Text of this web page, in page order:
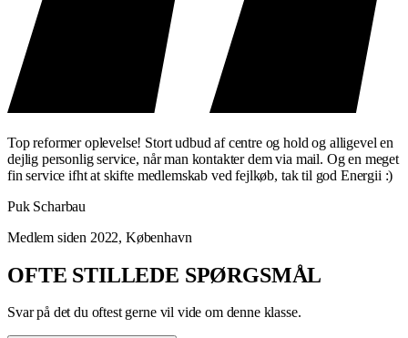
Top reformer oplevelse! Stort udbud af centre og hold og alligevel en
dejlig personlig service, når man kontakter dem via mail. Og en meget
fin service ifht at skifte medlemskab ved fejlkøb, tak til god Energii :)
Puk Scharbau
Medlem siden 2022, København
OFTE STILLEDE SPØRGSMÅL
Svar på det du oftest gerne vil vide om denne klasse.